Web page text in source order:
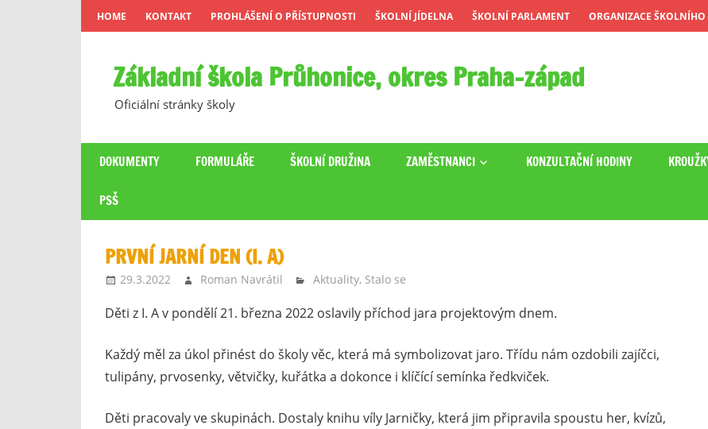
Skip
to
HOME KONTAKT PROHLÁŠENÍ O PŘÍSTUPNOSTI ŠKOLNÍ JÍDELNA ŠKOLNÍ PARLAMENT ORGANIZACE
Základní škola Průhonice, okres Praha-západ
Oficiální stránky školy
DOKUMENTY FORMULÁŘE ŠKOLNÍ DRUŽINA ZAMĚSTNANCI KONZULTAČNÍ HODINY
PSŠ
PRVNÍ JARNÍ DEN (I. A)
29.3.2022 Roman Navrátil Aktuality, Stalo se
Děti z I. A v pondělí 21. března 2022 oslavily příchod jara projektovým dnem.
Každý měl za úkol přinést do školy věc, která má symbolizovat jaro. Třídu nám ozdobili zajíčci,
tulipány, prvosenky, větvičky, kuřátka a dokonce i klíčící semínka ředkviček.
Děti pracovaly ve skupinách. Dostaly knihu víly Jarničky, která jim připravila spoustu her, kvízů,